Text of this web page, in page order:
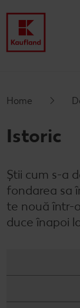
Valori
Branduri proprii
Servicii
Card cadou
Publicitate
Home
Istoric
Știi cum s-a
fondarea sa
te nouă într-
duce înapoi